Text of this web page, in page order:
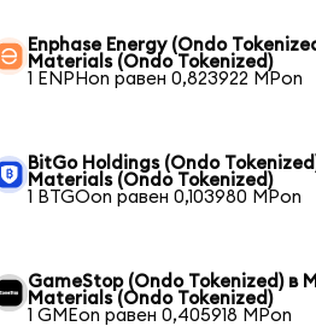
Enphase Energy (Ondo
Materials (Ondo Tokenized)
1 ENPHon равен 0,823922 MPon
BitGo Holdings (Ondo
Materials (Ondo Tokenized)
1 BTGOon равен 0,103980 MPon
GameStop (Ondo Tokenized) в
Materials (Ondo Tokenized)
1 GMEon равен 0,405918 MPon